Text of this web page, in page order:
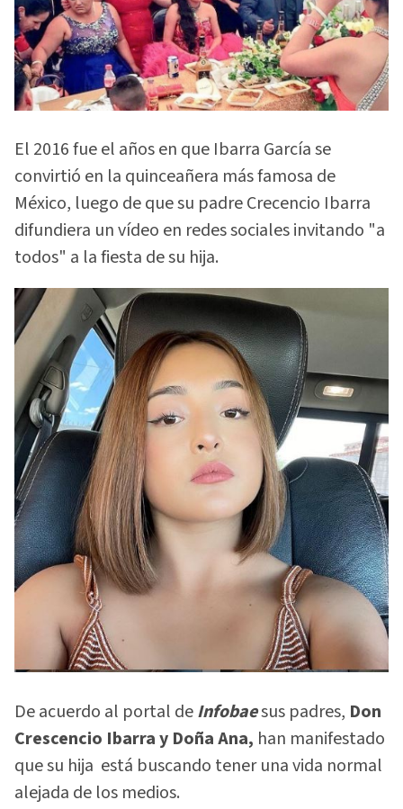
El 2016 fue el años en que Ibarra García se
convirtió en la quinceañera más famosa de
México, luego de que su padre Crecencio Ibarra
difundiera un vídeo en redes sociales invitando "a
todos" a la fiesta de su hija.
De acuerdo al portal deInfobaesus padres, Don
Crescencio Ibarra y Doña Ana, han manifestado
que su hija está buscando tener una vida normal
alejada de los medios.